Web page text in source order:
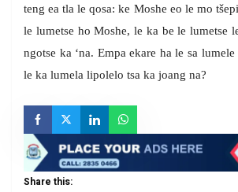
teng ea tla le qosa: ke Moshe eo le mo
le lumetse ho Moshe, le ka be le lumetse
ngotse ka ‘na. Empa ekare ha le sa lumele
le ka lumela lipolelo tsa ka joang na?
Share this: